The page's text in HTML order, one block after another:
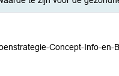
Concept-Info-en-